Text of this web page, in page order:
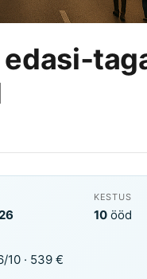
KESTUS
10ööd
10 · 539 €